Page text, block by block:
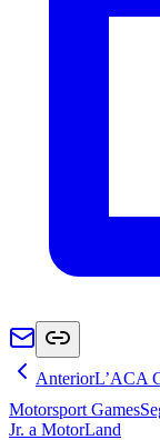
AnteriorL’ACA
Motorsport Games
Jr. a MotorLand